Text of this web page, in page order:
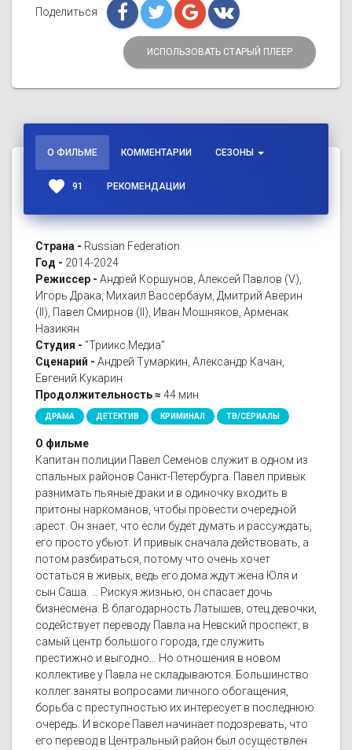
Поделиться
ИСПОЛЬЗОВАТЬ СТАРЫЙ ПЛЕЕР
О ФИЛЬМЕ КОММЕНТАРИИ СЕЗОНЫ
favorite 91 РЕКОМЕНДАЦИИ
Страна - Russian Federation
Год - 2014-2024
Режиссер - Андрей Коршунов, Алексей Павлов (V),
Игорь Драка, Михаил Вассербаум, Дмитрий Аверин
(II), Павел Смирнов (II), Иван Мошняков, Арменак
Назикян
Студия - "Триикс Медиа"
Сценарий - Андрей Тумаркин, Александр Качан,
Евгений Кукарин
Продолжительность ≈ 44 мин
ДРАМА ДЕТЕКТИВ КРИМИНАЛ ТВ/СЕРИАЛЫ
О фильме
Капитан полиции Павел Семенов служит в одном из
спальных районов Санкт-Петербурга. Павел привык
разнимать пьяные драки и в одиночку входить в
притоны наркоманов, чтобы провести очередной
арест. Он знает, что если будет думать и рассуждать,
его просто убьют. И привык сначала действовать, а
потом разбираться, потому что очень хочет
остаться в живых, ведь его дома ждут жена Юля и
сын Саша. … Рискуя жизнью, он спасает дочь
бизнесмена. В благодарность Латышев, отец девочки,
содействует переводу Павла на Невский проспект, в
самый центр большого города, где служить
престижно и выгодно… Но отношения в новом
коллективе у Павла не складываются. Большинство
коллег заняты вопросами личного обогащения,
борьба с преступностью их интересует в последнюю
очередь. И вскоре Павел начинает подозревать, что
его перевод в Центральный район был осуществлен